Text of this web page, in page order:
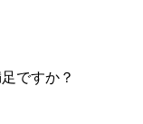
ですか？